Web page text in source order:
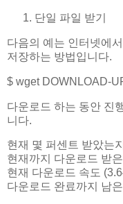
단일 파일 받기
다음의 예는 인터넷에
저장하는 방법입니다.
$ wget DOWNLOAD-
다운로드 하는 동안 진
니다.
현재 몇 퍼센트 받았는
현재까지 다운로드 받
현재 다운로드 속도
다운로드 완료까지 남